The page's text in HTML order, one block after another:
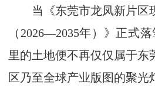
当《东莞市龙凤新片区
（2026—2035年）》正式
里的土地便不再仅仅属于东
区乃至全球产业版图的聚光